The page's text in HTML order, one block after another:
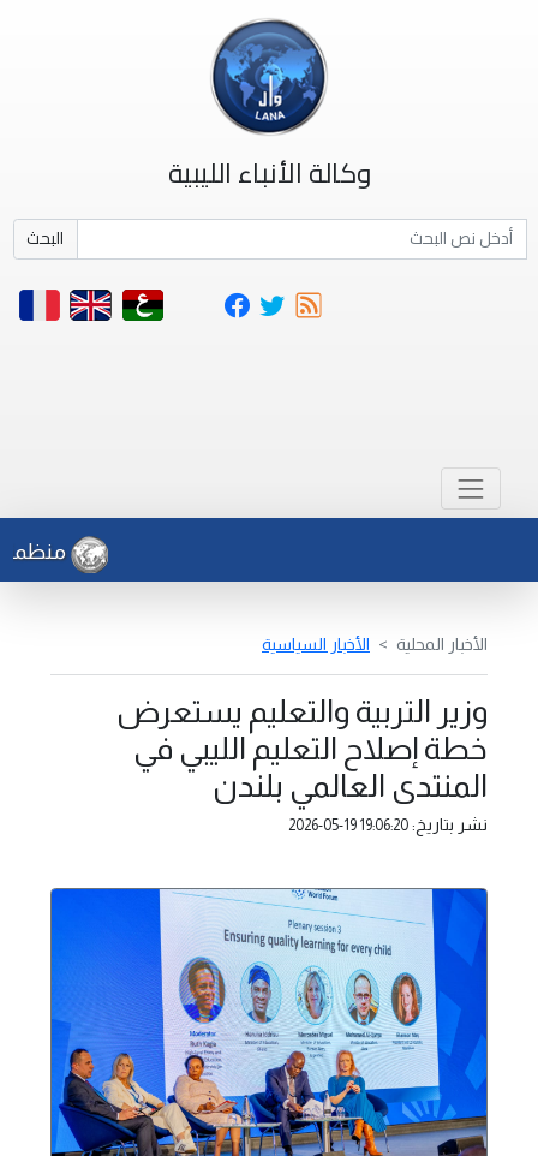
وكالة الأنباء الليبية
البحث
منظمة
الأخبار المحلية الأخبار السياسية
وزير التربية والتعليم يستعرض
خطة إصلاح التعليم الليبي في
المنتدى العالمي بلندن
نشر بتاريخ: 2026-05-19 19:06:20